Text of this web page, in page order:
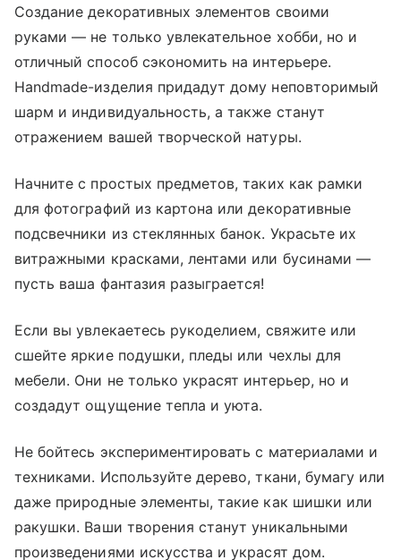
Создание декоративных элементов своими
руками — не только увлекательное хобби, но и
отличный способ сэкономить на интерьере.
Handmade-изделия придадут дому неповторимый
шарм и индивидуальность, а также станут
отражением вашей творческой натуры.
Начните с простых предметов, таких как рамки
для фотографий из картона или декоративные
подсвечники из стеклянных банок. Украсьте их
витражными красками, лентами или бусинами —
пусть ваша фантазия разыграется!
Если вы увлекаетесь рукоделием, свяжите или
сшейте яркие подушки, пледы или чехлы для
мебели. Они не только украсят интерьер, но и
создадут ощущение тепла и уюта.
Не бойтесь экспериментировать с материалами и
техниками. Используйте дерево, ткани, бумагу или
даже природные элементы, такие как шишки или
ракушки. Ваши творения станут уникальными
произведениями искусства и украсят дом.